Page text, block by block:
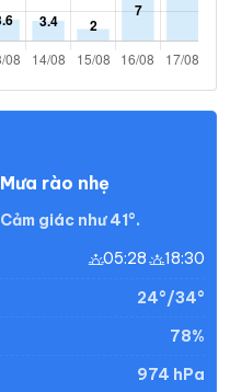
Mưa rào nhẹ
Cảm giác như 41°.
05:28 18:30
24°/34°
78%
974 hPa